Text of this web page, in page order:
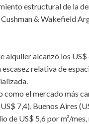
estructural de la
& Wakefield
alquiler alcanzó los
relativa de
el mercado más
7,4), Buenos Aires
de US$ 5,6 por m²/